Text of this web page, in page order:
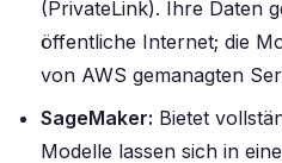
(PrivateLink). Ihre Daten
öffentliche Internet; die
von AWS gemanagten
SageMaker: Bietet
Modelle lassen sich in